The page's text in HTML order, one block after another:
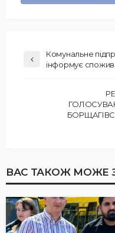
Комунальне
інформує
ВАС ТАКОЖ МОЖЕ